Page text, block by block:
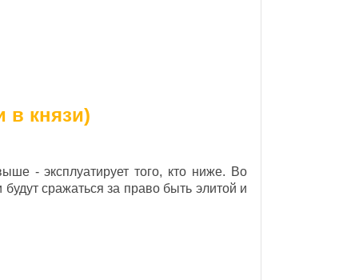
в князи)
- эксплуатирует того, кто ниже. Во
сражаться за право быть элитой и